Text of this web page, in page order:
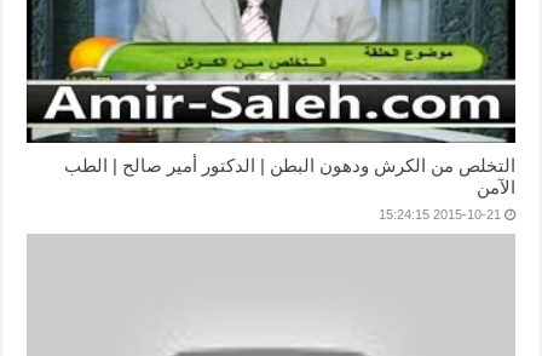
التخلص من الكرش ودهون البطن | الدكتور أمير صالح | الطب
الآمن
2015-10-21 15:24:15